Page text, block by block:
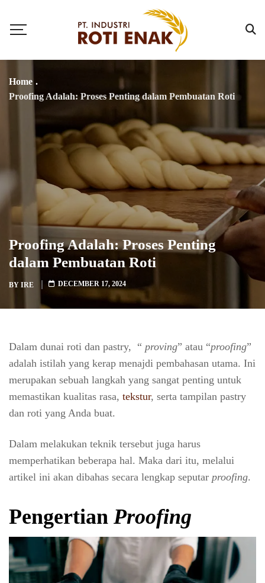
Home .
Proofing Adalah: Proses Penting dalam Pembuatan Roti
Proofing Adalah: Proses Penting
dalam Pembuatan Roti
BY IRE DECEMBER 17, 2024
Dalam dunai roti dan pastry, “ proving” atau “proofing”
adalah istilah yang kerap menajdi pembahasan utama. Ini
merupakan sebuah langkah yang sangat penting untuk
memastikan kualitas rasa, tekstur, serta tampilan pastry
dan roti yang Anda buat.
Dalam melakukan teknik tersebut juga harus
memperhatikan beberapa hal. Maka dari itu, melalui
artikel ini akan dibahas secara lengkap seputar proofing.
Pengertian Proofing